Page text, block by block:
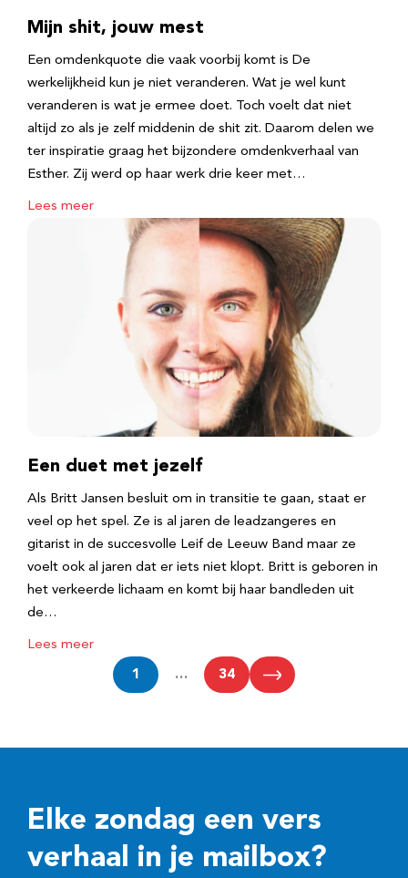
Mijn shit, jouw mest
Een omdenkquote die vaak voorbij komt is De
werkelijkheid kun je niet veranderen. Wat je wel kunt
veranderen is wat je ermee doet. Toch voelt dat niet
altijd zo als je zelf middenin de shit zit. Daarom delen we
ter inspiratie graag het bijzondere omdenkverhaal van
Esther. Zij werd op haar werk drie keer met…
Lees meer
Een duet met jezelf
Als Britt Jansen besluit om in transitie te gaan, staat er
veel op het spel. Ze is al jaren de leadzangeres en
gitarist in de succesvolle Leif de Leeuw Band maar ze
voelt ook al jaren dat er iets niet klopt. Britt is geboren in
het verkeerde lichaam en komt bij haar bandleden uit
de…
Lees meer
1 … 34
Elke zondag een vers
verhaal in je mailbox?